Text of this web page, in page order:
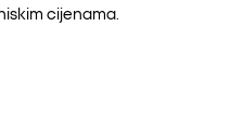
cijenama.